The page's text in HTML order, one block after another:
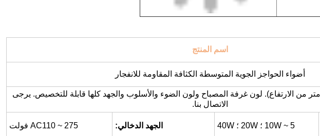
اسم المنتج
أضواء الحواجز الجوية المتوسطة الكثافة المقاومة للانفجار
المقعد الرأسي اختياري (1 متر من الارتفاع). لون غرفة المصباح ولون الضوء والأسلوب والجهد كلها قابلة للتخصيص. يرجى
الاتصال بنا.
5 ~ 10W ؛ 20W ؛ 40W الجهد الدخالي: AC110 ~ 275 فولت